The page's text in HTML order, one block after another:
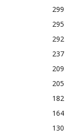
299
295
292
237
209
205
182
164
130